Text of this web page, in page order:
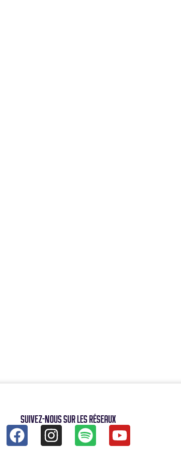
Suivez-nous sur les réseaux